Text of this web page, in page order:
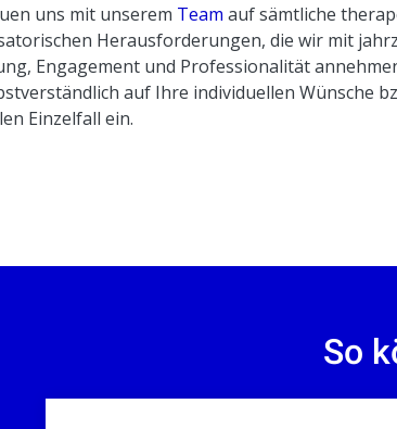
uns mit unserem Team auf sämtliche
Herausforderungen, die wir mit
Engagement und Professionalität
auf Ihre individuellen Wünsche
Einzelfall ein.
So